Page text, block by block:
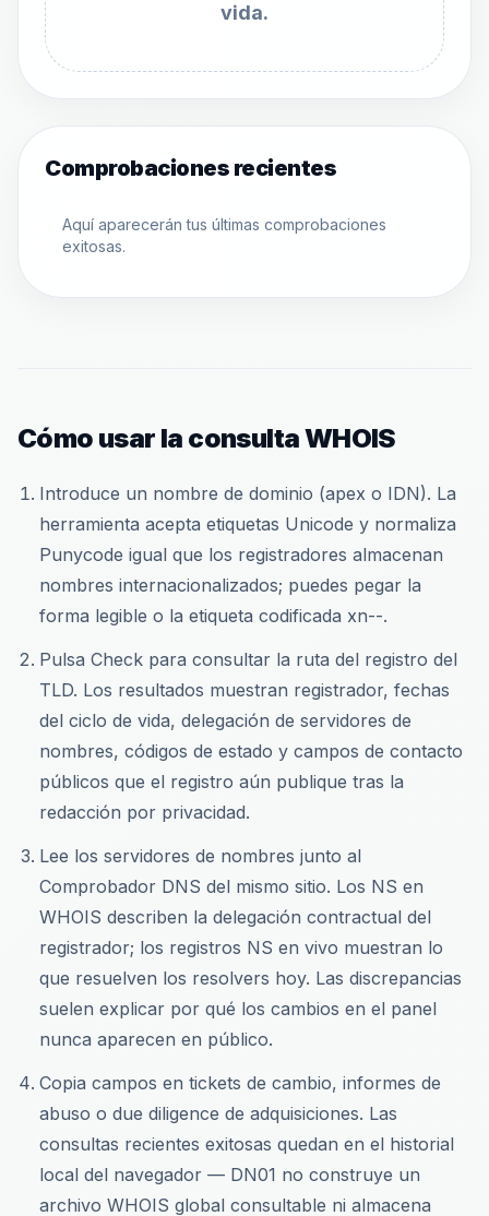
vida.
Comprobaciones recientes
Aquí aparecerán tus últimas comprobaciones
exitosas.
Cómo usar la consulta WHOIS
Introduce un nombre de dominio (apex o IDN). La
herramienta acepta etiquetas Unicode y normaliza
Punycode igual que los registradores almacenan
nombres internacionalizados; puedes pegar la
forma legible o la etiqueta codificada xn--.
Pulsa Check para consultar la ruta del registro del
TLD. Los resultados muestran registrador, fechas
del ciclo de vida, delegación de servidores de
nombres, códigos de estado y campos de contacto
públicos que el registro aún publique tras la
redacción por privacidad.
Lee los servidores de nombres junto al
Comprobador DNS del mismo sitio. Los NS en
WHOIS describen la delegación contractual del
registrador; los registros NS en vivo muestran lo
que resuelven los resolvers hoy. Las discrepancias
suelen explicar por qué los cambios en el panel
nunca aparecen en público.
Copia campos en tickets de cambio, informes de
abuso o due diligence de adquisiciones. Las
consultas recientes exitosas quedan en el historial
local del navegador — DN01 no construye un
archivo WHOIS global consultable ni almacena